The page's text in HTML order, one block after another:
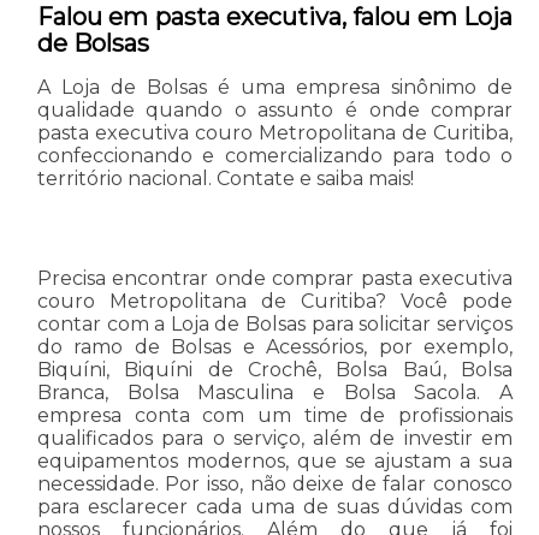
Falou em pasta executiva, falou em Loja
de Bolsas
A Loja de Bolsas é uma empresa sinônimo de
qualidade quando o assunto é onde comprar
pasta executiva couro Metropolitana de Curitiba,
confeccionando e comercializando para todo o
território nacional. Contate e saiba mais!
Precisa encontrar onde comprar pasta executiva
couro Metropolitana de Curitiba? Você pode
contar com a Loja de Bolsas para solicitar serviços
do ramo de Bolsas e Acessórios, por exemplo,
Biquíni, Biquíni de Crochê, Bolsa Baú, Bolsa
Branca, Bolsa Masculina e Bolsa Sacola. A
empresa conta com um time de profissionais
qualificados para o serviço, além de investir em
equipamentos modernos, que se ajustam a sua
necessidade. Por isso, não deixe de falar conosco
para esclarecer cada uma de suas dúvidas com
nossos funcionários. Além do que já foi